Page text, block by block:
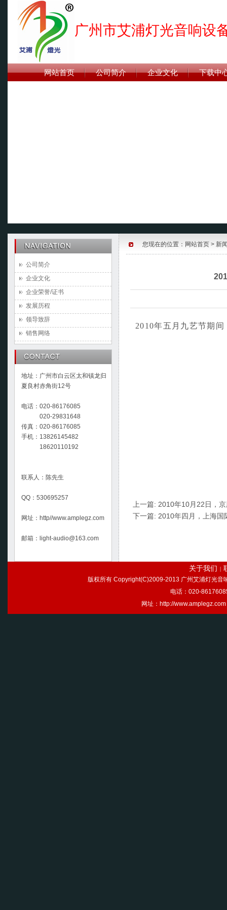
广州市艾浦灯光音响设
网站首页 公司简介 企业文化 下载中
公司简介
企业文化
企业荣誉/证书
发展历程
领导致辞
销售网络
地址：广州市白云区太和镇龙归
夏良村赤角街12号
电话：020-86176085
020-29831648
传真：020-86176085
手机：13826145482
18620110192
联系人：陈先生
QQ：530695257
网址：http//www.amplegz.com
邮箱：light-audio@163.com
您现在的位置： 网站首页 > 新
2010年五月九艺节期
上一篇: 2010年10月22日，
下一篇: 2010年四月，上海国
关于我们 |
版权所有 Copyright(C)2009-2013 广州艾浦灯光
电话：020-
网址：http://